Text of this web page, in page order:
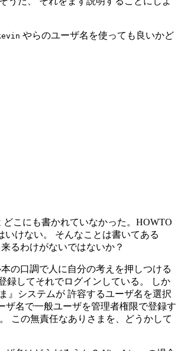
やらのユーザ名を使っても良いかど
こにも書かれていなかった。HOWTO
いけない。 そんなことは書いてある
るわけがないではないか？
の口調で人に自分の考えを押しつける
録してそれでログインしている。 しか
』システムが 許容するユーザ名を選択
ザ名で一般ユーザを管理者権限で登録す
この無責任なありさまを、どうかして